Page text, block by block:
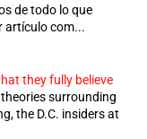
de todo lo que
artículo com...
they fully believe
surrounding
the D.C. insiders at